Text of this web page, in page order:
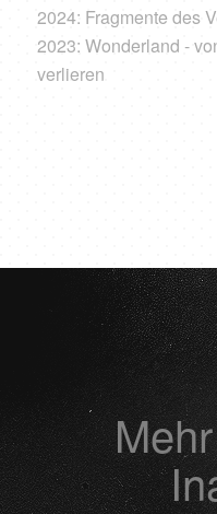
2024: Fragmente des
2023: Wonderland -
verlieren